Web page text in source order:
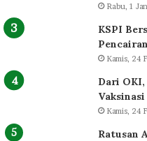
Rabu, 1
KSPI
Kamis, 24
Dari
Vaksinasi
Kamis, 24
Ratusan